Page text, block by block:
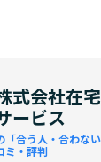
スキップ
式会社在
ービス
「合う人・合わな
ミ・評判